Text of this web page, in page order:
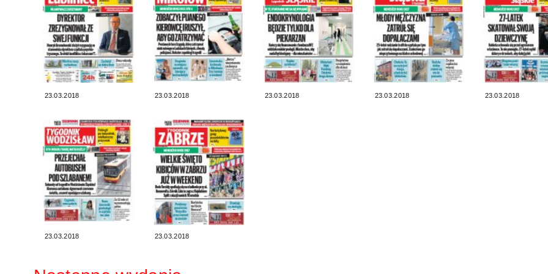
23.03.2018 23.03.2018 23.03.2018 23.03.2018 23.03.2018
23.03.2018 23.03.2018